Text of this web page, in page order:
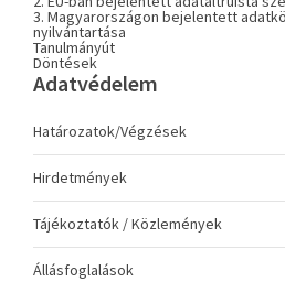
3. Magyarországon bejelentett
nyilvántartása
Tanulmányút
Döntések
Adatvédelem
Határozatok/Végzések
Hirdetmények
Tájékoztatók / Közlemények
Állásfoglalások